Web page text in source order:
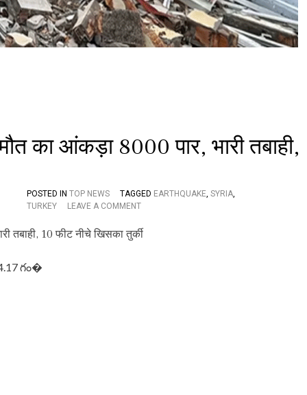
5
ह
ज़ा
र
द
द
च
ने
हो
का आंकड़ा 8000 पार, भारी तबाही,
POSTED IN TOP NEWS TAGGED EARTHQUAKE SYRIA
TURKEY
LEAVE A COMMENTO
T
గం�